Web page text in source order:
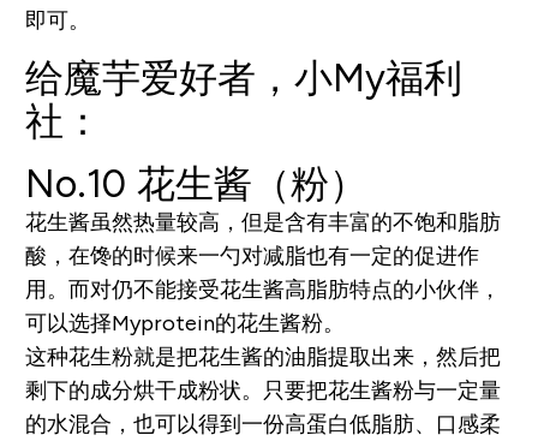
即可。
给魔芋爱好者，小My福利
社：
No.10 花生酱（粉）
花生酱虽然热量较高，但是含有丰富的不饱和脂肪
酸，在馋的时候来一勺对减脂也有一定的促进作
用。而对仍不能接受花生酱高脂肪特点的小伙伴，
可以选择Myprotein的花生酱粉。
这种花生粉就是把花生酱的油脂提取出来，然后把
剩下的成分烘干成粉状。只要把花生酱粉与一定量
的水混合，也可以得到一份高蛋白低脂肪、口感柔